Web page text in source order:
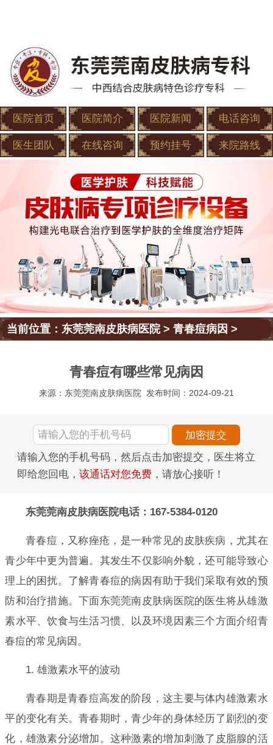
医院首页 医院简介 医院新闻 电话咨询
医生团队 在线咨询 预约挂号 来院路线
当前位置：东莞莞南皮肤病医院>青春痘病因 >
青春痘有哪些常见病因
来源：东莞莞南皮肤病医院 发布时间：2024-09-21
请输入您的手机号码，然后点击加密提交，医生将立
即给您回电， 该通话对您免费 ，请放心接听！
东莞莞南皮肤病医院电话：167-5384-0120
青春痘，又称痤疮，是一种常见的皮肤疾病，尤其在
青少年中更为普遍。其发生不仅影响外貌，还可能导致心
理上的困扰。了解青春痘的病因有助于我们采取有效的预
防和治疗措施。下面东莞莞南皮肤病医院的医生将从雄激
素水平、饮食与生活习惯、以及环境因素三个方面介绍青
春痘的常见病因。
1. 雄激素水平的波动
青春期是青春痘高发的阶段，这主要与体内雄激素水
平的变化有关。青春期时，青少年的身体经历了剧烈的变
化，雄激素分泌增加。这种激素的增加刺激了皮脂腺的活